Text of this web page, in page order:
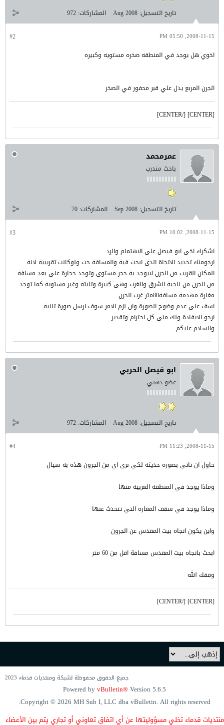
تاريخ التسجيل: Aug 2008 المشاركات: 972
#2 2008-11-15, 05:50 PM
اخوي هل يوجد في المنطقه صخره مستويه وكبيره
الجرن المربع يدل علي قبر محفور في الصخر
[CENTER] [/CENTER]
عمرمحمد
باحث متدرب
تاريخ التسجيل: Sep 2008 المشاركات: 70
#3 2008-11-15, 10:02 PM
اشكرك اخى ابو فيصل على الاهتمام والرد
ارجومنك تحديد الاتجاة الدى ابحت فية والمسافة حت ولوكانت تقريبية لانة
المكان القريب من الجرن لايوجد بة حجر مستوى وتوجد حجارة على بعد مسافة
من الجرن من ناحية الشرق والغرب وهى كبيرة وتابتة وغير مستوية كما توجد
مغارة مهدمة مسافة80متر غرب الجرن
اسف على عدم وضوح الصورة وان لزم الامر سوف ارسل صورة تانية
ارجو الايفادة ولك منى كل احترام وتقدير
والسلام عليكم
ابو فيصل الحربي
عضو ذهبي
تاريخ التسجيل: Aug 2008 المشاركات: 972
#4 2008-11-15, 11:23 PM
حاول ان تاتي بصوره حديثه لكي نري اي من الجرون هذه به سيال
وماذا يوجد في المنطقه الغربيه منها
وماذا يوجد في سقف المغاره التي تتحدث عنها
واين يكون اتجاه بيت المقدس عن الجرون
ابحث باتجاه بيت المقدس مسافة اقل من 60 متر
وفقك الله
[CENTER] [/CENTER]
جميع الحقوق محفوظة لشبكة ومنتديات قدماء 2023
Powered byvBulletin®Version 5.6.5
Copyright © 2026 MH Sub I, LLC dba vBulletin. All rights reserved.
منتديات قدماءتخلي مسؤوليتها عن أي اتفاقتعاوني أو تجاري يتم بين الأعضاء